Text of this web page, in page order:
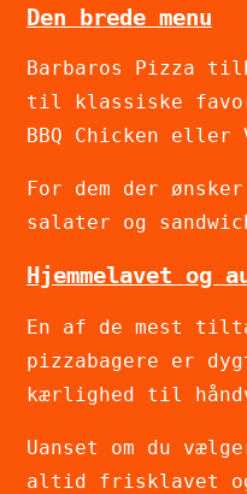
Den brede menu
Barbaros Pizza
til klassiske
BBQ Chicken
For dem der
salater og
Hjemmelavet og
En af de mest
pizzabagere er
kærlighed til
Uanset om du
altid frisklavet og